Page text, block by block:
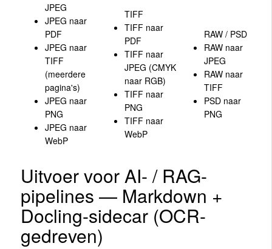
JPEG
JPEG naar
PDF
JPEG naar
TIFF
(meerdere
pagina's)
JPEG naar
PNG
JPEG naar
WebP
TIFF
TIFF naar
PDF
TIFF naar
JPEG (CMYK
naar RGB)
TIFF naar
PNG
TIFF naar
WebP
RAW / PSD
RAW naar
JPEG
RAW naar
TIFF
PSD naar
PNG
Uitvoer voor AI- / RAG-
pipelines — Markdown +
Docling-sidecar (OCR-
gedreven)